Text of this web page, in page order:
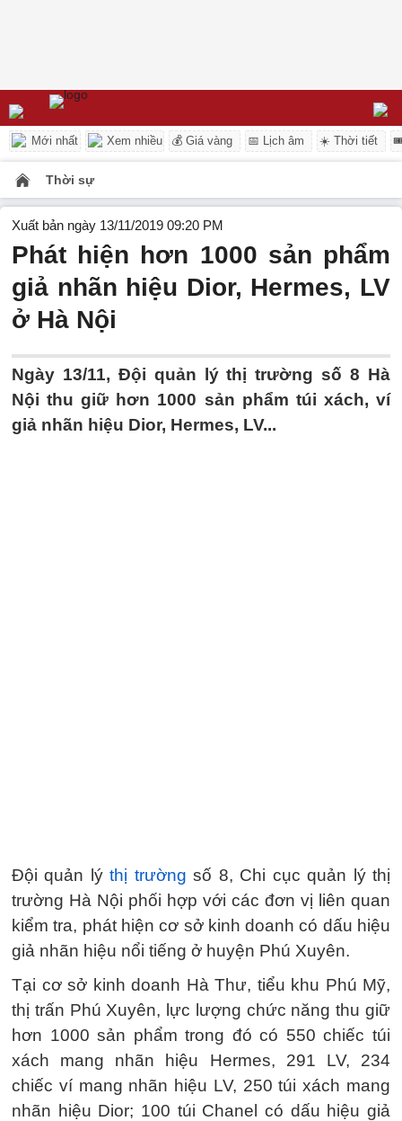
Mới nhất Xem nhiều 💰 Giá vàng 📅 Lịch âm ☀️ Thời tiết
Thời sự
Xuất bản ngày 13/11/2019 09:20 PM
Phát hiện hơn 1000 sản phẩm
giả nhãn hiệu Dior, Hermes, LV
ở Hà Nội
Ngày 13/11, Đội quản lý thị trường số 8 Hà
Nội thu giữ hơn 1000 sản phẩm túi xách, ví
giả nhãn hiệu Dior, Hermes, LV...
Đội quản lýthị trường số 8, Chi cục quản lý thị
trường Hà Nội phối hợp với các đơn vị liên quan
kiểm tra, phát hiện cơ sở kinh doanh có dấu hiệu
giả nhãn hiệu nổi tiếng ở huyện Phú Xuyên.
Tại cơ sở kinh doanh Hà Thư, tiểu khu Phú Mỹ,
thị trấn Phú Xuyên, lực lượng chức năng thu giữ
hơn 1000 sản phẩm trong đó có 550 chiếc túi
xách mang nhãn hiệu Hermes, 291 LV, 234
chiếc ví mang nhãn hiệu LV, 250 túi xách mang
nhãn hiệu Dior; 100 túi Chanel có dấu hiệu giả